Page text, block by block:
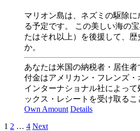
マリオン島は、ネズミの駆除
る予定です。 この美しい海の
たはそれ以上）を後援して、
か。
あなたは米国の納税者・居住
付金はアメリカン・フレンズ・
インターナショナル社によって
ックス・レシートを受け取るこ
Own Amount Details
1 2 … 4 Next